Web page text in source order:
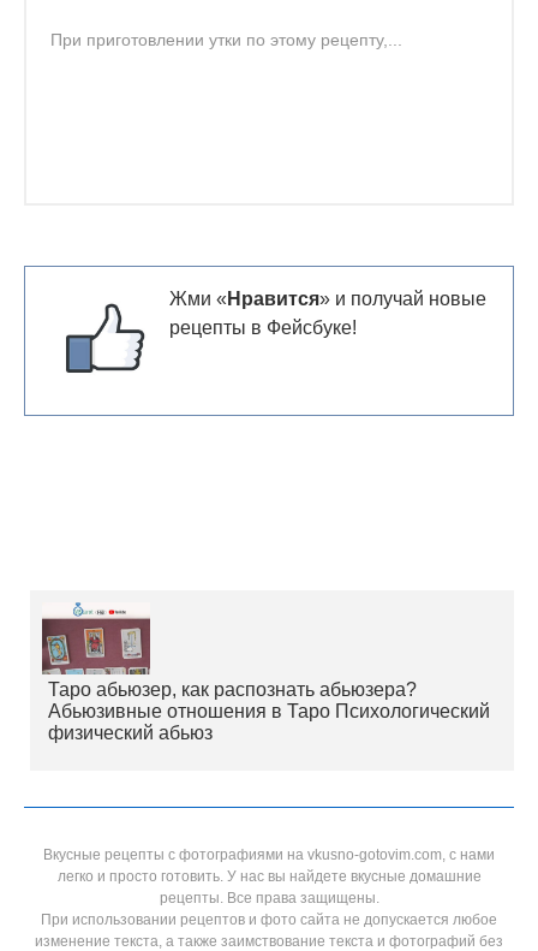
При приготовлении утки по этому рецепту,...
Жми « Нравится» и получай новые
рецепты в Фейсбуке!
Таро абьюзер, как распознать абьюзера?
Абьюзивные отношения в Таро Психологический
физический абьюз
Вкусные рецепты с фотографиями на vkusno-gotovim.com, с нами
легко и просто готовить. У нас вы найдете вкусные домашние
рецепты. Все права защищены.
При использовании рецептов и фото сайта не допускается любое
изменение текста, а также заимствование текста и фотографий без